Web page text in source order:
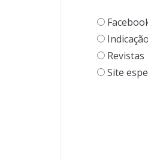
Revistas
Site